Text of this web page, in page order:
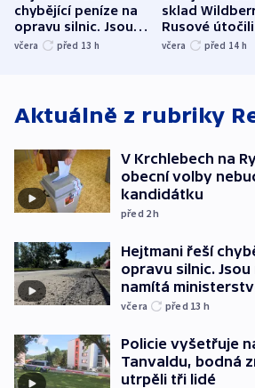
chybějící peníze na
opravu silnic. Jsou
nenárokové, namítá
včera před 13 h
sklad
Rusové
trh, hasiče či
včera před 14 h
Aktuálně z rubriky
V Krchlebech na
obecní volby
kandidátku
před 2h
Hejtmani řeší
opravu silnic.
namítá
včera před 13 h
Policie vyšetřuje
Tanvaldu, bodná
utrpěli tři lidé